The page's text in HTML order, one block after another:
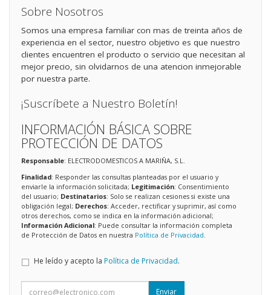
Sobre Nosotros
Somos una empresa familiar con mas de treinta años de
experiencia en el sector, nuestro objetivo es que nuestro
clientes encuentren el producto o servicio que necesitan al
mejor precio, sin olvidarnos de una atencion inmejorable
por nuestra parte.
¡Suscríbete a Nuestro Boletín!
INFORMACIÓN BÁSICA SOBRE
PROTECCIÓN DE DATOS
Responsable: ELECTRODOMESTICOS A MARIÑA, S.L.
Finalidad: Responder las consultas planteadas por el usuario y
enviarle la información solicitada; Legitimación: Consentimiento
del usuario; Destinatarios: Solo se realizan cesiones si existe una
obligación legal; Derechos: Acceder, rectificar y suprimir, así como
otros derechos, como se indica en la información adicional;
Información Adicional: Puede consultar la información completa
de Protección de Datos en nuestra Política de Privacidad
He leído y acepto la Política de Privacidad.
Enviar